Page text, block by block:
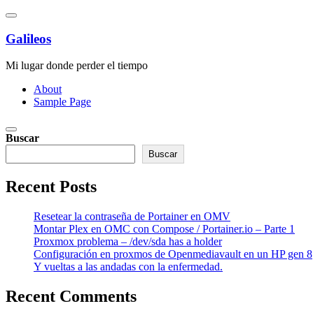
Saltar
contenido
Galileos
Mi lugar donde perder el tiempo
About
Sample Page
Buscar
Buscar
Recent Posts
Resetear la contraseña de Portainer en OMV
Montar Plex en OMC con Compose / Portainer.io – Parte 1
Proxmox problema – /dev/sda has a holder
Configuración en proxmos de Openmediavault en un HP gen 8
Y vueltas a las andadas con la enfermedad.
Recent Comments